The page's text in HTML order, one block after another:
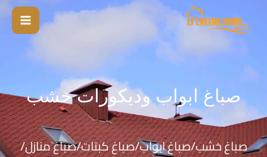
صباغ ابواب وديكورات خشب
صباغ خشب/صباغ ابواب/صباغ كبتات/صباغ منازل/